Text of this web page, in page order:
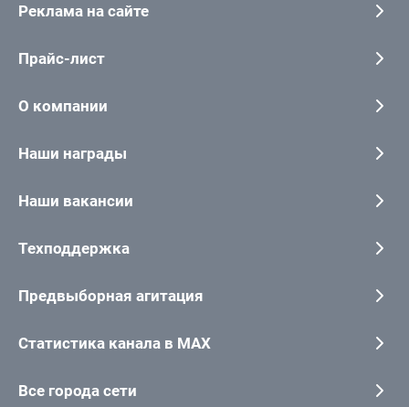
Реклама на сайте
Прайс-лист
О компании
Наши награды
Наши вакансии
Техподдержка
Предвыборная агитация
Статистика канала в MAX
Все города сети